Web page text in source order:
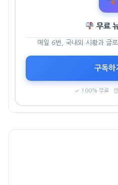
무료
매일 6번, 국내외 시황과 글
구독
✓ 100% 무료 ·